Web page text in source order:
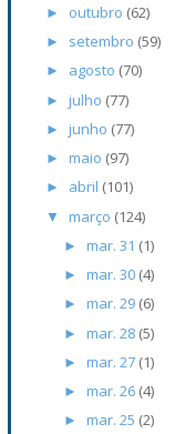
► outubro (62)
► setembro (59)
► agosto (70)
► julho (77)
► junho (77)
► maio (97)
► abril (101)
▼ março (124)
► mar. 31 (1)
► mar. 30 (4)
► mar. 29 (6)
► mar. 28 (5)
► mar. 27 (1)
► mar. 26 (4)
► mar. 25 (2)